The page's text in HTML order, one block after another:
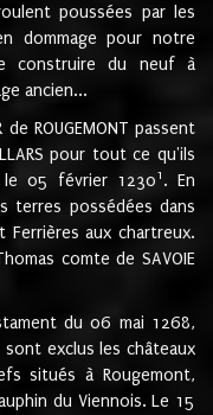
poussées par les
dommage pour notre
construire du neuf à
ancien...
ROUGEMONT passent
pour tout ce qu'ils
le 05 février 12301 . En
terres possédées dans
Ferrières aux chartreux.
comte de SAVOIE
du 06 mai 1268,
sont exclus les châteaux
situés à Rougemont,
du Viennois. Le 15